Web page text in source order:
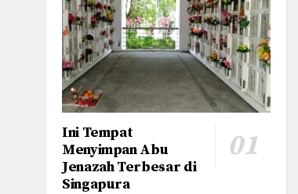
Ini Tempat
Menyimpan Abu
Jenazah Terbesar di
Singapura